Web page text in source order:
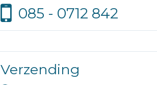
085 - 0712 842
Verzending